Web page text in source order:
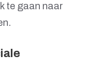
te gaan naar